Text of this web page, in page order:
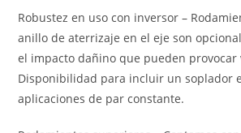
Robustez en uso con inversor –
anillo de aterrizaje en el eje son
el impacto dañino que pueden provocar
Disponibilidad para incluir un soplador
aplicaciones de par constante.